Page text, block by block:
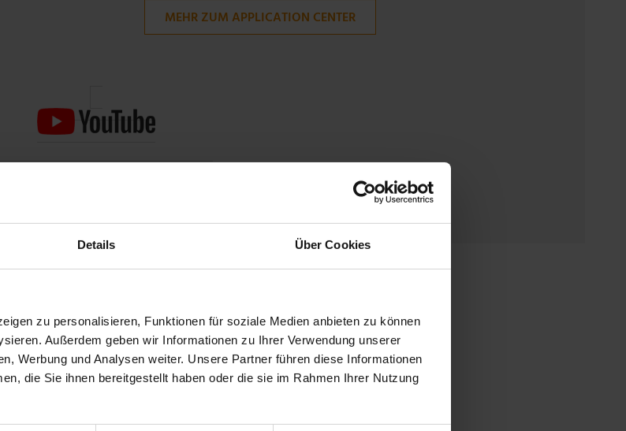
Details Über Cookies
zu personalisieren, Funktionen für soziale Medien anbieten zu können
Außerdem geben wir Informationen zu Ihrer Verwendung unserer
Werbung und Analysen weiter. Unsere Partner führen diese Informationen
die Sie ihnen bereitgestellt haben oder die sie im Rahmen Ihrer Nutzung
MEHR ZUM APPLICATION CENTER